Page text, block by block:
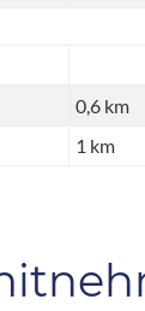
0,6 km
1 km